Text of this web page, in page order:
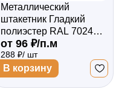
Металлический
штакетник Гладкий
полиэстер RAL 7024
(Мокрый асфальт)
3000*105*0,5
односторонний
Полукруглый
от 96 ₽/п.м
288 ₽/ шт
В корзину